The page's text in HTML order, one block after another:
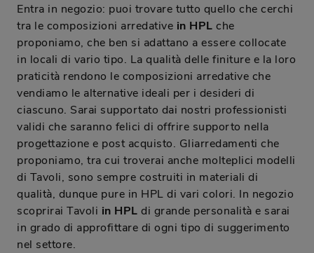
Entra in negozio: puoi trovare tutto quello che cerchi
tra le composizioni arredative in HPL che
proponiamo, che ben si adattano a essere collocate
in locali di vario tipo. La qualità delle finiture e la loro
praticità rendono le composizioni arredative che
vendiamo le alternative ideali per i desideri di
ciascuno. Sarai supportato dai nostri professionisti
validi che saranno felici di offrire supporto nella
progettazione e post acquisto. Gliarredamenti che
proponiamo, tra cui troverai anche molteplici modelli
di Tavoli, sono sempre costruiti in materiali di
qualità, dunque pure in HPL di vari colori. In negozio
scoprirai Tavoli in HPL di grande personalità e sarai
in grado di approfittare di ogni tipo di suggerimento
nel settore.